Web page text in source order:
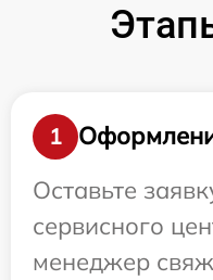
1
Оставьте
сервисного
менеджер